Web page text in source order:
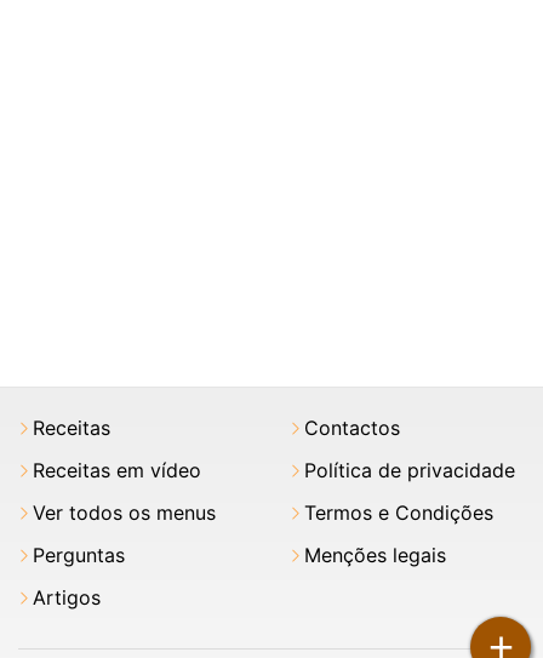
+
Receitas
Receitas em vídeo
Ver todos os menus
Perguntas
Artigos
Contactos
Política de privacidade
Termos e Condições
Menções legais